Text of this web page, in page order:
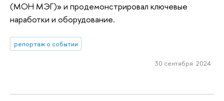
(МОН МЭГ)» и продемонстрировал ключевые
наработки и оборудование.
репортаж о событии
30 сентября 2024